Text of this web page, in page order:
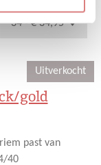
Uitverkocht
gold
past van
40